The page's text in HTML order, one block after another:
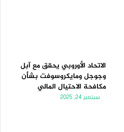
الاتحاد الأوروبي يحقق مع آبل
وجوجل ومايكروسوفت بشأن
مكافحة الاحتيال المالي
سبتمبر 24, 2025